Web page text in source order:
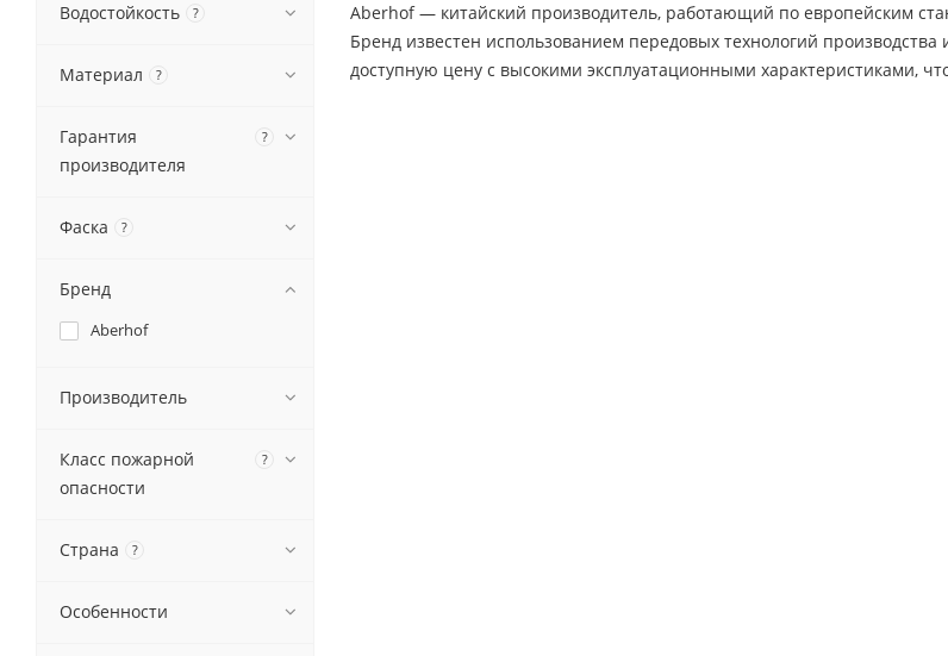
Aberhof — китайский производитель, работающий по европейским
Бренд известен использованием передовых технологий
доступную цену с высокими эксплуатационными характеристиками,
Водостойкость ?
Материал ?
Гарантия
производителя
?
Фаска ?
Бренд
Aberhof
Производитель
Класс пожарной
опасности
?
Страна ?
Особенности